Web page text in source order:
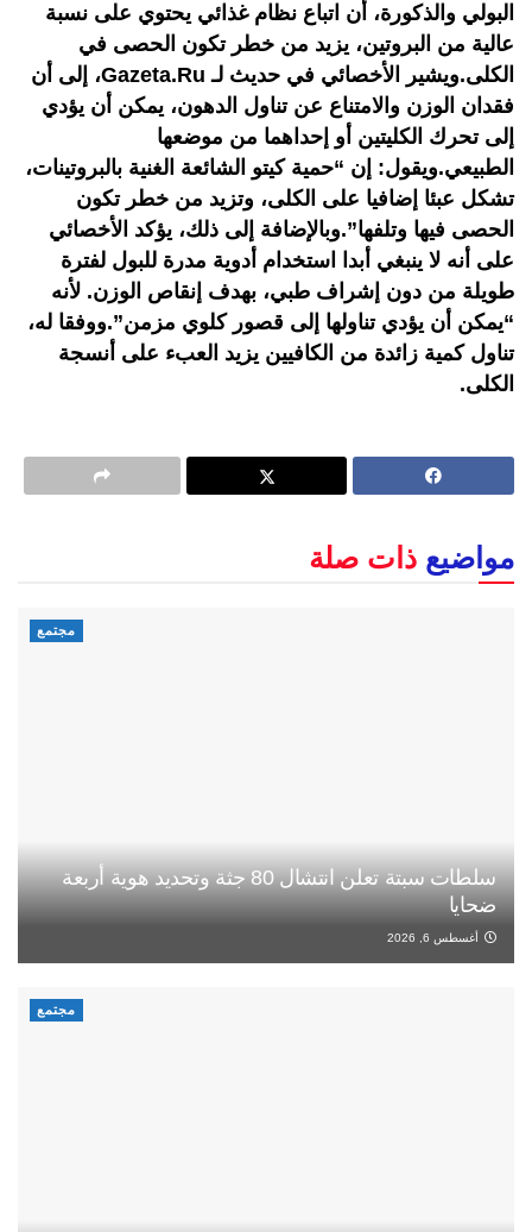
البولي والذكورة، أن اتباع نظام غذائي يحتوي على نسبة
عالية من البروتين، يزيد من خطر تكون الحصى في
الكلى.ويشير الأخصائي في حديث لـ Gazeta.Ru، إلى أن
فقدان الوزن والامتناع عن تناول الدهون، يمكن أن يؤدي
إلى تحرك الكليتين أو إحداهما من موضعها
الطبيعي.ويقول: إن “حمية كيتو الشائعة الغنية بالبروتينات،
تشكل عبئا إضافيا على الكلى، وتزيد من خطر تكون
الحصى فيها وتلفها”.وبالإضافة إلى ذلك، يؤكد الأخصائي
على أنه لا ينبغي أبدا استخدام أدوية مدرة للبول لفترة
طويلة من دون إشراف طبي، بهدف إنقاص الوزن. لأنه
“يمكن أن يؤدي تناولها إلى قصور كلوي مزمن”.ووفقا له،
تناول كمية زائدة من الكافيين يزيد العبء على أنسجة
الكلى.
مواضيع ذات صلة
مجتمع
سلطات سبتة تعلن انتشال 80 جثة وتحديد هوية أربعة
ضحايا
أغسطس 6, 2026
مجتمع